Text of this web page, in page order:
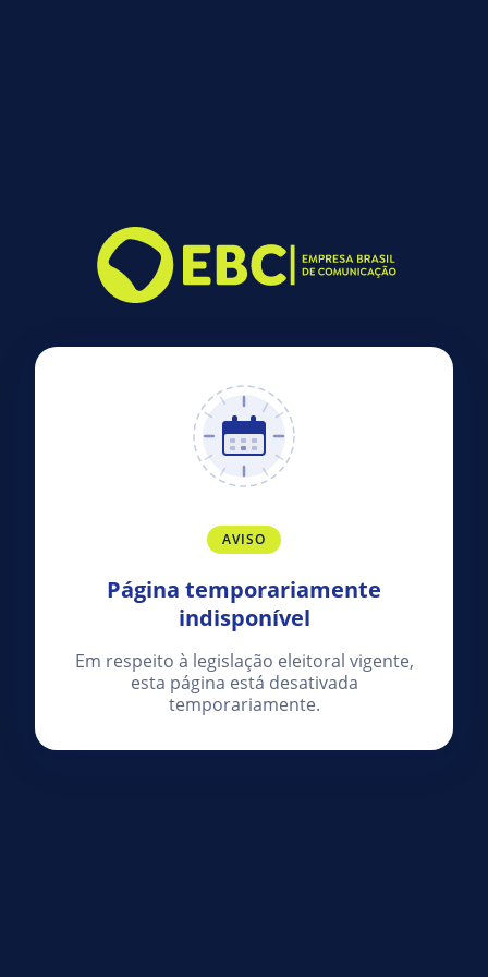
AVISO
Página temporariamente
indisponível
Em respeito à legislação eleitoral vigente,
esta página está desativada
temporariamente.